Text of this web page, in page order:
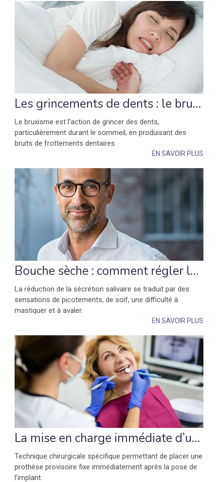
Les grincements de dents : le bruxisme
Le bruxisme est l’action de grincer des dents,
particulièrement durant le sommeil, en produisant des
bruits de frottements dentaires.
EN SAVOIR PLUS
Bouche sèche : comment régler les problèmes de débit salivaire ?
La réduction de la sécrétion salivaire se traduit par des
sensations de picotements, de soif, une difficulté à
mastiquer et à avaler.
EN SAVOIR PLUS
La mise en charge immédiate d’une prothèse sur un implant (mci)
Technique chirurgicale spécifique permettant de placer une
prothèse provisoire fixe immédiatement après la pose de
l’implant.